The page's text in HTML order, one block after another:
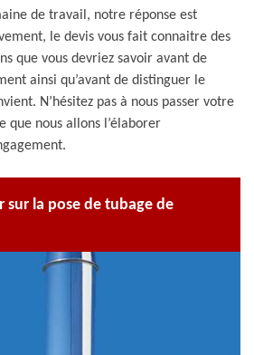
de travail, notre réponse est
le devis vous fait connaitre des
que vous devriez savoir avant de
ainsi qu’avant de distinguer le
N’hésitez pas à nous passer votre
que nous allons l’élaborer
sur la pose de tubage de